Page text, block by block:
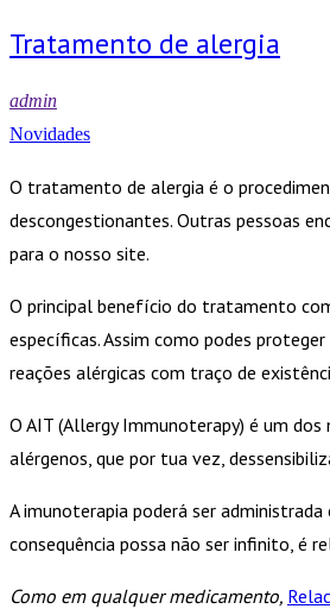
Tratamento de alergia
admin
Novidades
O tratamento de alergia é o
descongestionantes. Outras pessoas
para o nosso site.
O principal benefício do tratamento
específicas. Assim como podes
reações alérgicas com traço de
O AIT (Allergy Immunoterapy) é um
alérgenos, que por tua vez,
A imunoterapia poderá ser
consequência possa não ser infinito, é
Como em qualquer medicamento,